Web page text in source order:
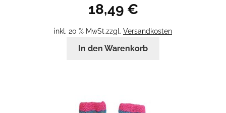
18,49 €
inkl. 20 % MwSt.zzgl. Versandkosten
In den Warenkorb